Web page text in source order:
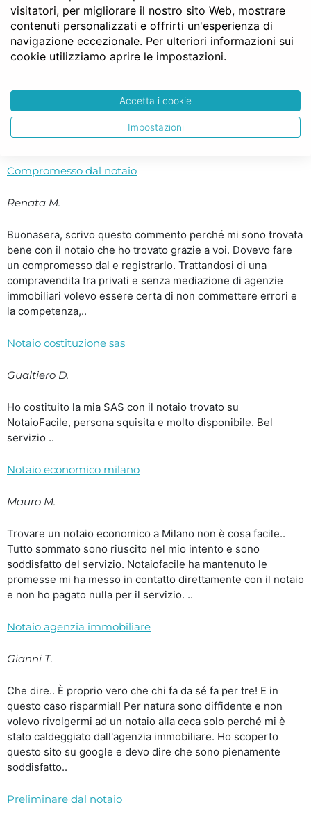
chi primo arriva.. ..
Consiglio a tutti notaio facile
Grazie Notaio Facile!!! Consiglio a tutti di utilizzare questo
servizio è un esempio di come anche in Italia ogni tanto le
promesse vengano mantenute. ..
Compromesso dal notaio
Renata M.
Buonasera, scrivo questo commento perché mi sono trovata
bene con il notaio che ho trovato grazie a voi. Dovevo fare
un compromesso dal e registrarlo. Trattandosi di una
compravendita tra privati e senza mediazione di agenzie
immobiliari volevo essere certa di non commettere errori e
la competenza,..
Notaio costituzione sas
Gualtiero D.
Ho costituito la mia SAS con il notaio trovato su
NotaioFacile, persona squisita e molto disponibile. Bel
servizio ..
Notaio economico milano
Mauro M.
Trovare un notaio economico a Milano non è cosa facile..
Tutto sommato sono riuscito nel mio intento e sono
soddisfatto del servizio. Notaiofacile ha mantenuto le
promesse mi ha messo in contatto direttamente con il notaio
e non ho pagato nulla per il servizio. ..
Notaio agenzia immobiliare
Gianni T.
Che dire.. È proprio vero che chi fa da sé fa per tre! E in
questo caso risparmia!! Per natura sono diffidente e non
volevo rivolgermi ad un notaio alla ceca solo perché mi è
stato caldeggiato dall'agenzia immobiliare. Ho scoperto
questo sito su google e devo dire che sono pienamente
soddisfatto..
Preliminare dal notaio
visitatori, per migliorare il nostro sito Web, mostrare
contenuti personalizzati e offrirti un'esperienza di
navigazione eccezionale. Per ulteriori informazioni sui
cookie utilizziamo aprire le impostazioni.
Accetta i cookie
Impostazioni